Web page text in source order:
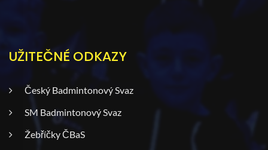
UŽITEČNÉ ODKAZY
Český Badmintonový Svaz
SM Badmintonový Svaz
Žebříčky ČBaS